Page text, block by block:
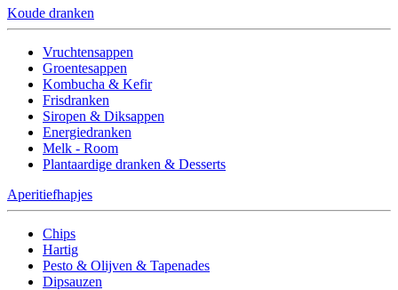
Koude dranken
Vruchtensappen
Groentesappen
Kombucha & Kefir
Frisdranken
Siropen & Diksappen
Energiedranken
Melk - Room
Plantaardige dranken & Desserts
Aperitiefhapjes
Chips
Hartig
Pesto & Olijven & Tapenades
Dipsauzen